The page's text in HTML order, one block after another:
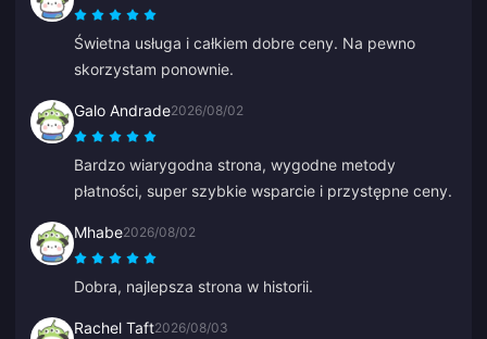
Świetna usługa i całkiem dobre ceny. Na pewno
skorzystam ponownie.
Galo Andrade2026/08/02
Bardzo wiarygodna strona, wygodne metody
płatności, super szybkie wsparcie i przystępne ceny.
Mhabe2026/08/02
Dobra, najlepsza strona w historii.
Rachel Taft2026/08/03